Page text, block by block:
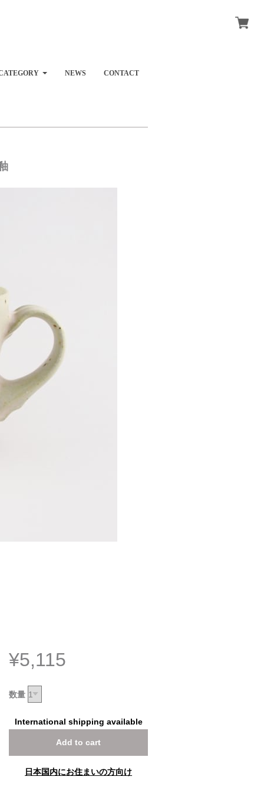
NEWS CONTACT
¥5,115
数量
International shipping available
Add to cart
日本国内にお住まいの方向け